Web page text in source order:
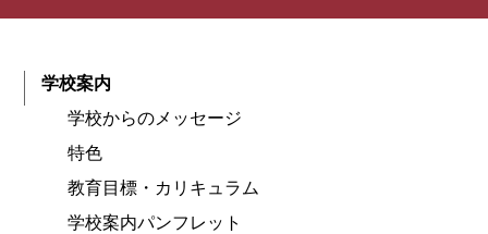
学校案内
学校からのメッセージ
特色
教育目標・カリキュラム
学校案内パンフレット